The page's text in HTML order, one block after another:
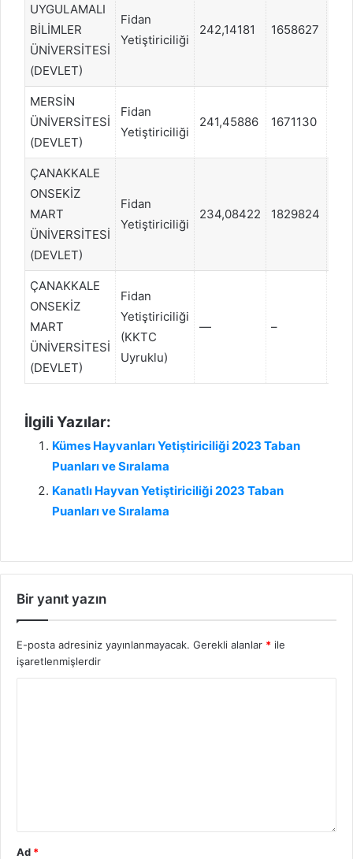
UYGULAMALI
BİLİMLER
ÜNİVERSİTESİ
(DEVLET)
Fidan
Yetiştiriciliği
242,14181 1658627
MERSİN
ÜNİVERSİTESİ
(DEVLET)
Fidan
Yetiştiriciliği
241,45886 1671130
ÇANAKKALE
ONSEKİZ
MART
ÜNİVERSİTESİ
(DEVLET)
Fidan
Yetiştiriciliği
234,08422 1829824
ÇANAKKALE
ONSEKİZ
MART
ÜNİVERSİTESİ
(DEVLET)
Fidan
Yetiştiriciliği
(KKTC
Uyruklu)
— –
İlgili Yazılar:
Kümes Hayvanları Yetiştiriciliği 2023 Taban
Puanları ve Sıralama
Kanatlı Hayvan Yetiştiriciliği 2023 Taban
Puanları ve Sıralama
Bir yanıt yazın
E-posta adresiniz yayınlanmayacak. Gerekli alanlar * ile
işaretlenmişlerdir
Ad *